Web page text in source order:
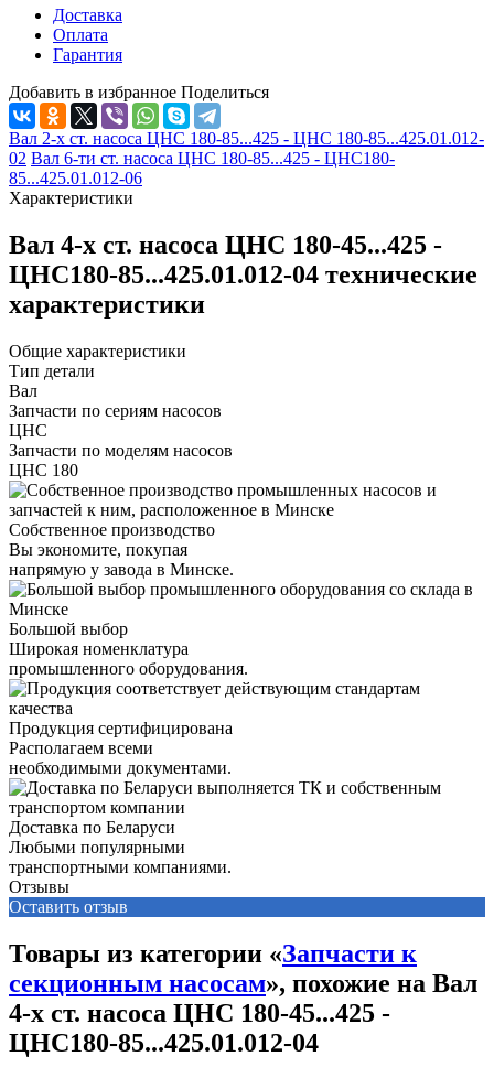
Доставка
Оплата
Гарантия
Добавить в избранное Поделиться
Вал 2-х ст. насоса ЦНС 180-85...425 - ЦНС 180-85...425.01.012-
02 Вал 6-ти ст. насоса ЦНС 180-85...425 - ЦНС180-
85...425.01.012-06
Характеристики
Вал 4-х ст. насоса ЦНС 180-45...425 -
ЦНС180-85...425.01.012-04 технические
характеристики
Общие характеристики
Тип детали
Вал
Запчасти по сериям насосов
ЦНС
Запчасти по моделям насосов
ЦНС 180
Собственное производство
Вы экономите, покупая
напрямую у завода в Минске.
Большой выбор
Широкая номенклатура
промышленного оборудования.
Продукция сертифицирована
Располагаем всеми
необходимыми документами.
Доставка по Беларуси
Любыми популярными
транспортными компаниями.
Отзывы
Оставить отзыв
Товары из категории «Запчасти к
секционным насосам», похожие на Вал
4-х ст. насоса ЦНС 180-45...425 -
ЦНС180-85...425.01.012-04